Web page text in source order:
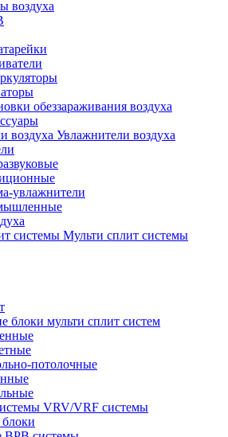
воздуха
обеззараживания воздуха
Увлажнители воздуха
увлажнители
Мульти сплит системы
блоки мульти сплит систем
потолочные
VRV/VRF системы